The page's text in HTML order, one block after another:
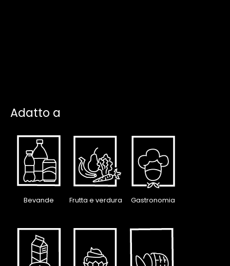
Adatto a
Bevande Frutta e verdura Gastronomia